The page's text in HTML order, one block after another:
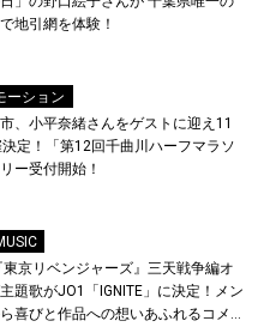
地引網を体験！
ーション
、小平奈緒さんをゲストに迎え11
定！「第12回千曲川ハーフマラソ
ー受付開始！
京リベンジャーズ』三天戦争編オ
題歌がJO1「IGNITE」に決定！メン
喜びと作品への想いあふれるコメン